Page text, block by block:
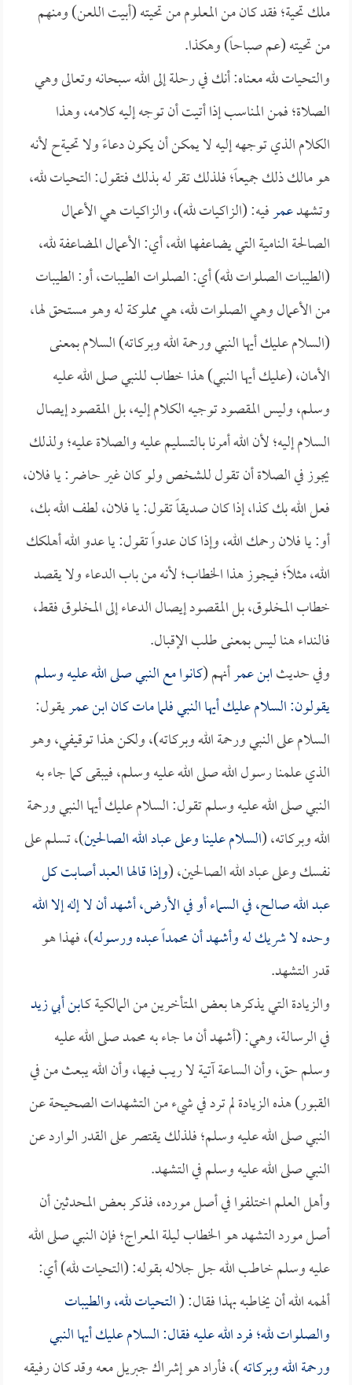
ملك تحية؛ فقد كان من المعلوم من تحيته (أبيت اللعن) ومنهم
من تحيته (عم صباحاً) وهكذا.
والتحيات لله معناه: أنك في رحلة إلى الله سبحانه وتعالى وهي
الصلاة؛ فمن المناسب إذا أتيت أن توجه إليه كلامه، وهذا
الكلام الذي توجهه إليه لا يمكن أن يكون دعاءً ولا تحيةح لأنه
هو مالك ذلك جميعاً؛ فلذلك تقر له بذلك فتقول: التحيات لله،
وتشهدعمرفيه: (الزاكيات لله)، والزاكيات هي الأعمال
الصالحة النامية التي يضاعفها الله، أي: الأعمال المضاعفة لله،
(الطيبات الصلوات لله) أي: الصلوات الطيبات، أو: الطيبات
من الأعمال وهي الصلوات لله، هي مملوكة له وهو مستحق لها،
(السلام عليك أيها النبي ورحمة الله وبركاته) السلام بمعنى
الأمان، (عليك أيها النبي) هذا خطاب للنبي صلى الله عليه
وسلم، وليس المقصود توجيه الكلام إليه، بل المقصود إيصال
السلام إليه؛ لأن الله أمرنا بالتسليم عليه والصلاة عليه؛ ولذلك
يجوز في الصلاة أن تقول للشخص ولو كان غير حاضر: يا فلان،
فعل الله بك كذا، إذا كان صديقاً تقول: يا فلان، لطف الله بك،
أو: يا فلان رحمك الله، وإذا كان عدواً تقول: يا عدو الله أهلكك
الله، مثلاً؛ فيجوز هذا الخطاب؛ لأنه من باب الدعاء ولا يقصد
خطاب المخلوق، بل المقصود إيصال الدعاء إلى المخلوق فقط،
فالنداء هنا ليس بمعنى طلب الإقبال.
وفي حديثابن عمرأنهم (كانوا مع النبي صلى الله عليه وسلم
يقولون: السلام عليك أيها النبي فلما مات كانابن عمريقول:
السلام على النبي ورحمة الله وبركاته)، ولكن هذا توقيفي، وهو
الذي علمنا رسول الله صلى الله عليه وسلم، فيبقى كما جاء به
النبي صلى الله عليه وسلم تقول: السلام عليك أيها النبي ورحمة
الله وبركاته، (السلام علينا وعلى عباد الله الصالحين)، تسلم على
نفسك وعلى عباد الله الصالحين، (وإذا قالها العبد أصابت كل
عبد الله صالح، في السماء أو في الأرض، أشهد أن لا إله إلا الله
وحده لا شريك له وأشهد أن محمداً عبده ورسوله)، فهذا هو
قدر التشهد.
والزيادة التي يذكرها بعض المتأخرين من المالكية كـابن أبي زيد
في الرسالة، وهي: (أشهد أن ما جاء به محمد صلى الله عليه
وسلم حق، وأن الساعة آتية لا ريب فيها، وأن الله يبعث من في
القبور) هذه الزيادة لم ترد في شيء من التشهدات الصحيحة عن
النبي صلى الله عليه وسلم؛ فلذلك يقتصر على القدر الوارد عن
النبي صلى الله عليه وسلم في التشهد.
وأهل العلم اختلفوا في أصل مورده، فذكر بعض المحدثين أن
أصل مورد التشهد هو الخطاب ليلة المعراج؛ فإن النبي صلى الله
عليه وسلم خاطب الله جل جلاله بقوله: (التحيات لله) أي:
ألهمه الله أن يخاطبه بهذا فقال: (التحيات لله، والطيبات
والصلوات لله؛ فرد الله عليه فقال: السلام عليك أيها النبي
ورحمة الله وبركاته)، فأراد هو إشراك جبريل معه وقد كان رفيقه